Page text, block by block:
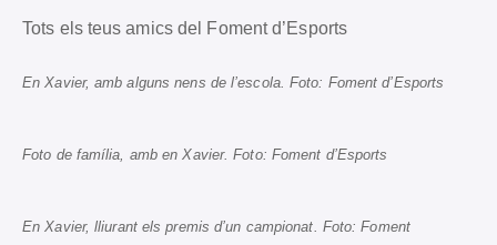
Tots els teus amics del Foment d’Esports
En Xavier, amb alguns nens de l’escola. Foto: Foment d’Esports
Foto de família, amb en Xavier. Foto: Foment d’Esports
En Xavier, lliurant els premis d’un campionat. Foto: Foment